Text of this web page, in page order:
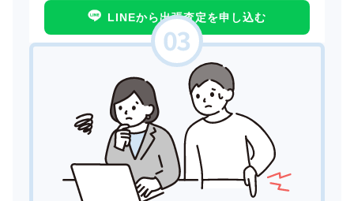
LINEから出張査定を申し込む